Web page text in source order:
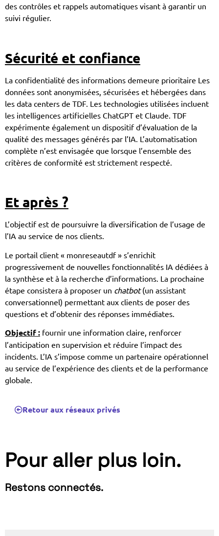
des contrôles et rappels automatiques visant à garantir un
suivi régulier.
Sécurité et confiance
La confidentialité des informations demeure prioritaire Les
données sont anonymisées, sécurisées et hébergées dans
les data centers de TDF. Les technologies utilisées incluent
les intelligences artificielles ChatGPT et Claude. TDF
expérimente également un dispositif d’évaluation de la
qualité des messages générés par l’IA. L’automatisation
complète n’est envisagée que lorsque l’ensemble des
critères de conformité est strictement respecté.
Et après ?
L’objectif est de poursuivre la diversification de l’usage de
l’IA au service de nos clients.
Le portail client « monreseautdf » s’enrichit
progressivement de nouvelles fonctionnalités IA dédiées à
la synthèse et à la recherche d’informations. La prochaine
étape consistera à proposer un chatbot(un assistant
conversationnel) permettant aux clients de poser des
questions et d’obtenir des réponses immédiates.
Objectif : fournir une information claire, renforcer
l’anticipation en supervision et réduire l’impact des
incidents. L’IA s’impose comme un partenaire opérationnel
au service de l’expérience des clients et de la performance
globale.
Retour aux réseaux privés
Pour aller plus loin.
Restons connectés.